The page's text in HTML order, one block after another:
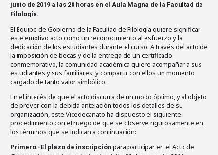
junio de 2019 a las 20 horas en el Aula Magna de la Facultad de
Filología.
El Equipo de Gobierno de la Facultad de Filología quiere significar
este emotivo acto como un reconocimiento al esfuerzo y la
dedicación de los estudiantes durante el curso. A través del acto de
la imposición de becas y de la entrega de un certificado
conmemorativo, la comunidad académica quiere acompañar a sus
estudiantes y sus familiares, y compartir con ellos un momento
cargado de tanto valor simbólico.
En el interés de que el acto discurra de un modo óptimo, y al objeto
de prever con la debida antelación todos los detalles de su
organización, este Vicedecanato ha dispuesto el siguiente
procedimiento con el ruego de que se observe rigurosamente en
los términos que se indican a continuación:
Primero.-El plazo de inscripción para participar en el Acto de